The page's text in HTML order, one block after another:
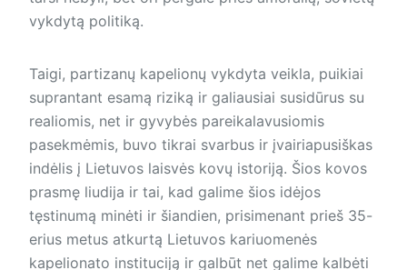
vykdytą politiką.
Taigi, partizanų kapelionų vykdyta veikla, puikiai
suprantant esamą riziką ir galiausiai susidūrus su
realiomis, net ir gyvybės pareikalavusiomis
pasekmėmis, buvo tikrai svarbus ir įvairiapusiškas
indėlis į Lietuvos laisvės kovų istoriją. Šios kovos
prasmę liudija ir tai, kad galime šios idėjos
tęstinumą minėti ir šiandien, prisimenant prieš 35-
erius metus atkurtą Lietuvos kariuomenės
kapelionato instituciją ir galbūt net galime kalbėti